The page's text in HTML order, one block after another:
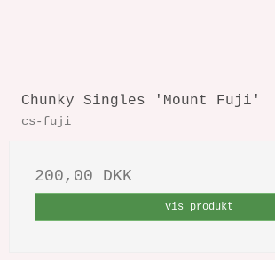
Chunky Singles 'Mount Fuji'
cs-fuji
200,00 DKK
Vis produkt